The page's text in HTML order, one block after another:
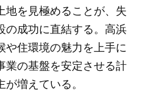
地を見極めることが、失
の成功に直結する。高浜
や住環境の魅力を上手に
業の基盤を安定させる計
増えている。